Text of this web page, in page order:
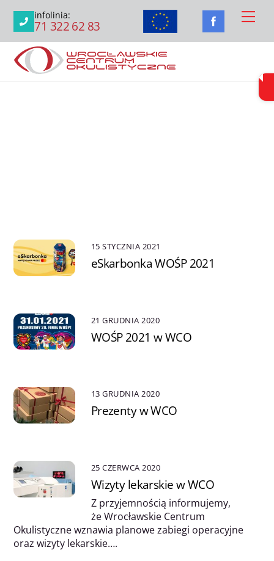
content
infolinia:
71 322 62 83
15 STYCZNIA 2021
eSkarbonka WOŚP 2021
21 GRUDNIA 2020
WOŚP 2021 w WCO
13 GRUDNIA 2020
Prezenty w WCO
25 CZERWCA 2020
Wizyty lekarskie w WCO
Z przyjemnością informujemy,
że Wrocławskie Centrum
Okulistyczne wznawia planowe zabiegi operacyjne
oraz wizyty lekarskie….